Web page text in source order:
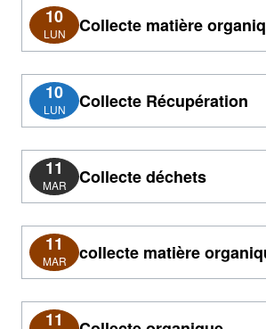
10
LUN Collecte matière
10
LUN Collecte Récupération
11
MAR Collecte déchets
11
MAR collecte matière
11